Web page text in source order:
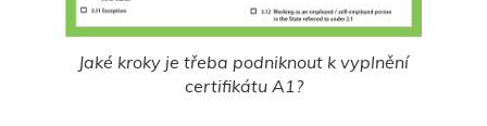
Jaké kroky je třeba podniknout k vyplnění
certifikátu A1?